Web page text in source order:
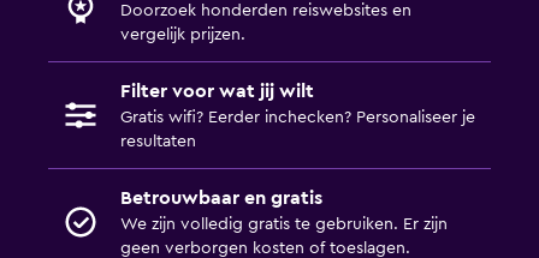
Doorzoek honderden reiswebsites en
vergelijk prijzen.
Filter voor wat jij wilt
Gratis wifi? Eerder inchecken? Personaliseer je
resultaten
Betrouwbaar en gratis
We zijn volledig gratis te gebruiken. Er zijn
geen verborgen kosten of toeslagen.